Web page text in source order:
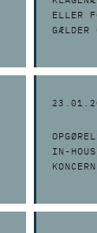
ELLER
GÆLDER
IN-
KONCERN